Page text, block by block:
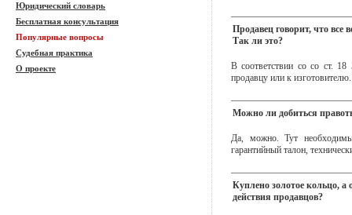
Юридический словарь
Бесплатная консультация
Популярные вопросы
Судебная практика
О проекте
Продавец говорит, что все
Так ли это?
В соответствии со со ст. 18
продавцу или к изготовителю.
Можно ли добиться
Да, можно. Тут необходимы
гарантийный талон,
Куплено золотое кольцо,
действия продавцов?